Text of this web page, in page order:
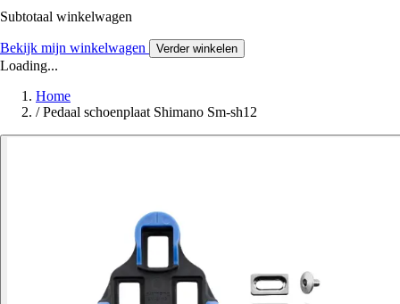
Subtotaal winkelwagen
Bekijk mijn winkelwagen Verder winkelen
Loading...
Home
/ Pedaal schoenplaat Shimano Sm-sh12